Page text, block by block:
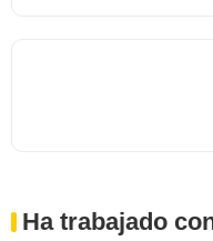
Ha trabajado